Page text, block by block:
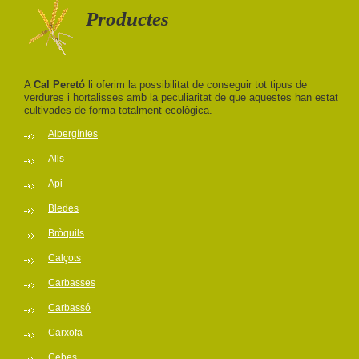
Productes
A Cal Peretó li oferim la possibilitat de conseguir tot tipus de
verdures i hortalisses amb la peculiaritat de que aquestes han estat
cultivades de forma totalment ecològica.
Albergínies
Alls
Api
Bledes
Bròquils
Calçots
Carbasses
Carbassó
Carxofa